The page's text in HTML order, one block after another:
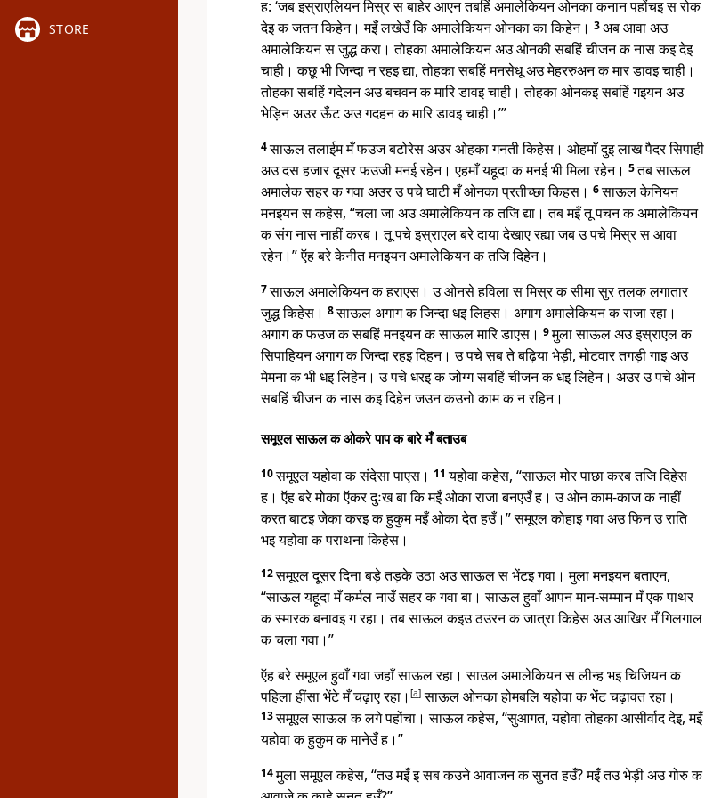
STORE
ह: ‘जब इस्राएलियन मिस्र स बाहेर आएन तबहिं अमालेकियन ओनका कनान पहोंचइ स रोक
देइ क जतन किहेन। मइँ लखेउँ कि अमालेकियन ओनका का किहेन। 3अब आवा अउ
अमालेकियन स जुद्ध करा। तोहका अमालेकियन अउ ओनकी सबहिं चीजन क नास कइ देइ
चाही। कछू भी जिन्दा न रहइ द्या, तोहका सबहिं मनसेधू अउ मेहररुअन क मार डावइ चाही।
तोहका सबहिं गदेलन अउ बचवन क मारि डावइ चाही। तोहका ओनकइ सबहिं गइयन अउ
भेड़िन अउर ऊँट अउ गदहन क मारि डावइ चाही।’”
4साऊल तलाईम मँ फउज बटोरेस अउर ओहका गनती किहेस। ओहमाँ दुइ लाख पैदर सिपाही
अउ दस हजार दूसर फउजी मनई रहेन। एहमाँ यहूदा क मनई भी मिला रहेन। 5तब साऊल
अमालेक सहर क गवा अउर उ पचे घाटी मँ ओनका प्रतीच्छा किहस। 6साऊल केनियन
मनइयन स कहेस, “चला जा अउ अमालेकियन क तजि द्या। तब मइँ तू पचन क अमालेकियन
क संग नास नाहीं करब। तू पचे इस्राएल बरे दाया देखाए रह्या जब उ पचे मिस्र स आवा
रहेन।” ऍह बरे केनीत मनइयन अमालेकियन क तजि दिहेन।
7साऊल अमालेकियन क हराएस। उ ओनसे हविला स मिस्र क सीमा सुर तलक लगातार
जुद्ध किहेस। 8साऊल अगाग क जिन्दा धइ लिहस। अगाग अमालेकियन क राजा रहा।
अगाग क फउज क सबहिं मनइयन क साऊल मारि डाएस। 9मुला साऊल अउ इस्राएल क
सिपाहियन अगाग क जिन्दा रहइ दिहन। उ पचे सब ते बढ़िया भेड़ी, मोटवार तगड़ी गाइ अउ
मेमना क भी धइ लिहेन। उ पचे धरइ क जोग्ग सबहिं चीजन क धइ लिहेन। अउर उ पचे ओन
सबहिं चीजन क नास कइ दिहेन जउन कउनो काम क न रहिन।
समूएल साऊल क ओकरे पाप क बारे मँ बताउब
10समूएल यहोवा क संदेसा पाएस। 11यहोवा कहेस, “साऊल मोर पाछा करब तजि दिहेस
ह। ऍह बरे मोका ऍकर दुःख बा कि मइँ ओका राजा बनएउँ ह। उ ओन काम-काज क नाहीं
करत बाटइ जेका करइ क हुकुम मइँ ओका देत हउँ।” समूएल कोहाइ गवा अउ फिन उ राति
भइ यहोवा क पराथना किहेस।
12समूएल दूसर दिना बड़े तड़के उठा अउ साऊल स भेंटइ गवा। मुला मनइयन बताएन,
“साऊल यहूदा मँ कर्मल नाउँ सहर क गवा बा। साऊल हुवाँ आपन मान-सम्मान मँ एक पाथर
क स्मारक बनावइ ग रहा। तब साऊल कइउ ठउरन क जात्रा किहेस अउ आखिर मँ गिलगाल
क चला गवा।”
ऍह बरे समूएल हुवाँ गवा जहाँ साऊल रहा। साउल अमालेकियन स लीन्ह भइ चिजियन क
पहिला हींसा भेंटे मँ चढ़ाए रहा। [a] साऊल ओनका होमबलि यहोवा क भेंट चढ़ावत रहा।
13समूएल साऊल क लगे पहोंचा। साऊल कहेस, “सुआगत, यहोवा तोहका आसीर्वाद देइ, मइँ
यहोवा क हुकुम क मानेउँ ह।”
14मुला समूएल कहेस, “तउ मइँ इ सब कउने आवाजन क सुनत हउँ? मइँ तउ भेड़ी अउ गोरु क